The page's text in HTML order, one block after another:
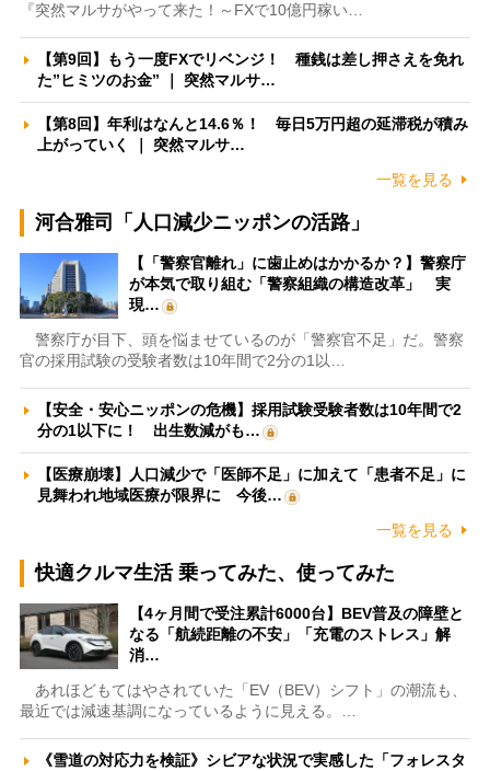
『突然マルサがやって来た！～FXで10億円稼い…
【第9回】もう一度FXでリベンジ！ 種銭は差し押さえを免れ
た”ヒミツのお金” ｜ 突然マルサ…
【第8回】年利はなんと14.6％！ 毎日5万円超の延滞税が積み
上がっていく ｜ 突然マルサ…
一覧を見る
河合雅司「人口減少ニッポンの活路」
【「警察官離れ」に歯止めはかかるか？】警察庁
が本気で取り組む「警察組織の構造改革」 実
現…
警察庁が目下、頭を悩ませているのが「警察官不足」だ。警察
官の採用試験の受験者数は10年間で2分の1以…
【安全・安心ニッポンの危機】採用試験受験者数は10年間で2
分の1以下に！ 出生数減がも…
【医療崩壊】人口減少で「医師不足」に加えて「患者不足」に
見舞われ地域医療が限界に 今後…
一覧を見る
快適クルマ生活 乗ってみた、使ってみた
【4ヶ月間で受注累計6000台】BEV普及の障壁と
なる「航続距離の不安」「充電のストレス」解
消…
あれほどもてはやされていた「EV（BEV）シフト」の潮流も、
最近では減速基調になっているように見える。…
《雪道の対応力を検証》シビアな状況で実感した「フォレスタ